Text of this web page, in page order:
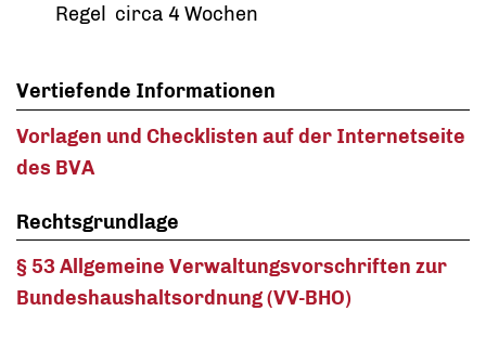
Regel circa 4 Wochen
Vertiefende Informationen
Vorlagen und Checklisten auf der Internetseite
des BVA
Rechtsgrundlage
§ 53 Allgemeine Verwaltungsvorschriften zur
Bundeshaushaltsordnung (VV-BHO)